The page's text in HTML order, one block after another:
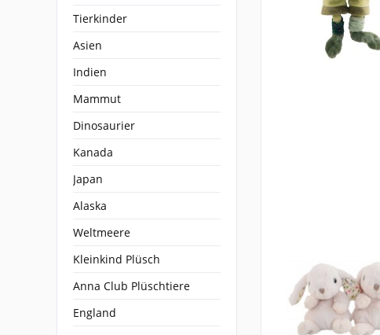
Tierkinder
Asien
Indien
Mammut
Dinosaurier
Kanada
Japan
Alaska
Weltmeere
Kleinkind Plüsch
Anna Club Plüschtiere
England